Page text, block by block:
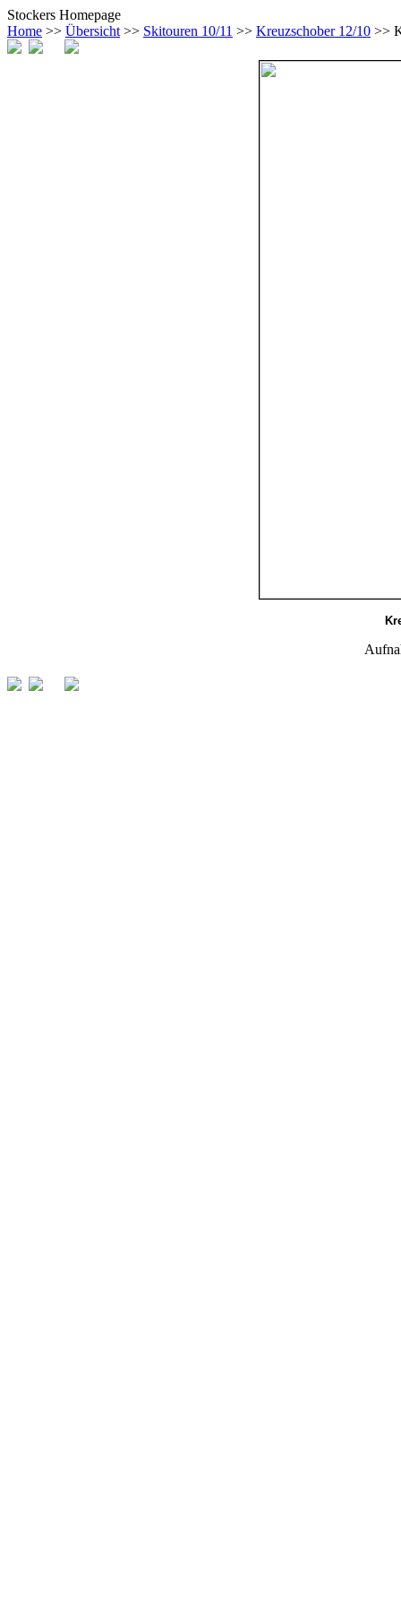
Stockers Homepage
Home >> Übersicht >> Skitouren 10/11 >> Kreuzschober 12/10 >>